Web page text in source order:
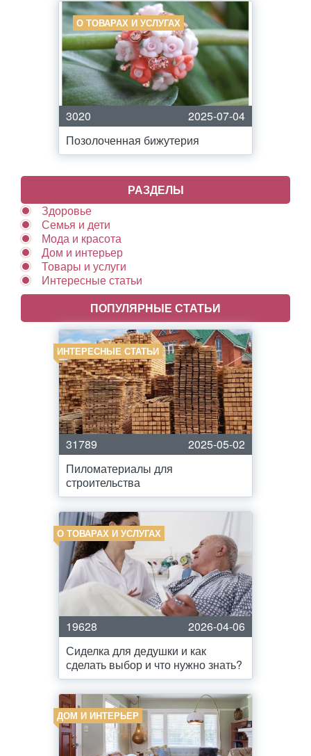
О ТОВАРАХ И УСЛУГАХ
3020
2025-07-04
Позолоченная бижутерия
РАЗДЕЛЫ
Здоровье
Семья и дети
Мода и красота
Дом и интерьер
Товары и услуги
Интересные статьи
ПОПУЛЯРНЫЕ СТАТЬИ
ИНТЕРЕСНЫЕ СТАТЬИ
31789
2025-05-02
Пиломатериалы для
строительства
О ТОВАРАХ И УСЛУГАХ
19628
2026-04-06
Сиделка для дедушки и как
сделать выбор и что нужно знать?
ДОМ И ИНТЕРЬЕР